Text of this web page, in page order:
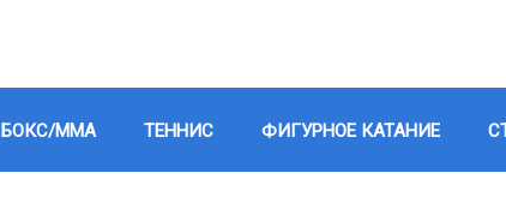
БОКС/ММА ТЕННИС ФИГУРНОЕ КАТАНИЕ